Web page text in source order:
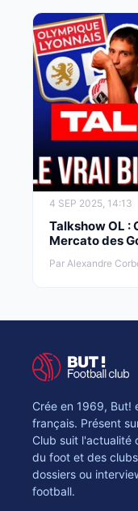
4 SEP 2025, 14:13
Talkshow OL :
Mercato des
Par Alexandre
Crée en 1969, But!
français. Présent
Club suit l'actualité
du foot et des
dossiers ou
football.